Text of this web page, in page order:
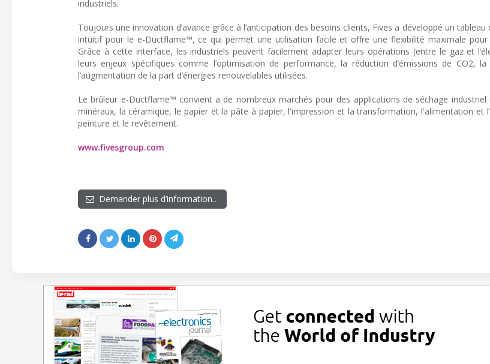
industriels.
Toujours une innovation d’avance grâce à l’anticipation des besoins clients, Fives a développé un
intuitif pour le e-Ductflame™, ce qui permet une utilisation facile et offre une flexibilité maximale pour
Grâce à cette interface, les industriels peuvent facilement adapter leurs opérations (entre le gaz et
leurs enjeux spécifiques comme l’optimisation de performance, la réduction d’émissions de CO2,
l’augmentation de la part d’énergies renouvelables utilisées.
Le brûleur e-Ductflame™ convient a de nombreux marchés pour des applications de séchage
minéraux, la céramique, le papier et la pâte à papier, l'impression et la transformation, l'alimentation et
peinture et le revêtement.
www.fivesgroup.com
Demander plus d’information…